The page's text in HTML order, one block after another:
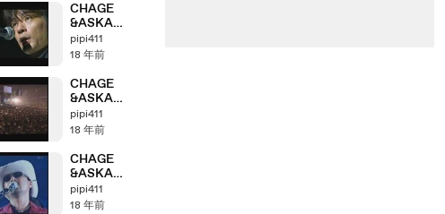
CHAGE
&ASKA
Anthology
「2000＞2001」
pipi411
18 年前
CHAGE
&ASKA
Anthology
「1999＞2000」
pipi411
18 年前
CHAGE
&ASKA
Anthology
「1999＞2000」
pipi411
18 年前